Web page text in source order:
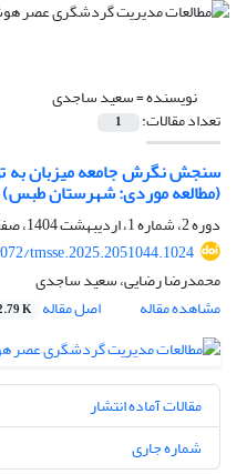
نویسنده =سعید ساجدی
تعداد مقالات: 1
سنجش نگرش جامعه میزبان
(مطالعه موردی: شهرستان طبس)
دوره 2، شماره 1، اردیبهشت 1404، صفحه
tmsse.2025.2051044.1024
محمدرضا رضایی، سعید ساجدی
مشاهده مقاله
اصل مقاله K
مقالات آماده انتشار
شماره جاری